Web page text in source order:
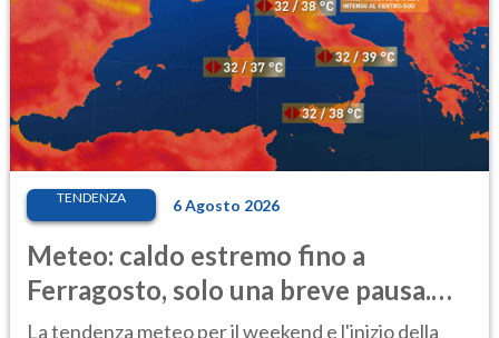
TENDENZA 6 Agosto 2026
Meteo: caldo estremo fino a
Ferragosto, solo una breve pausa.
Ecco dove
La tendenza meteo per il weekend e l'inizio della